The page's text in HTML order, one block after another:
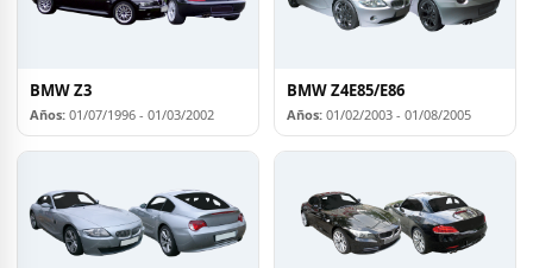
BMW Z3
Años: 01/07/1996 - 01/03/2002
BMW Z4E85/E86
Años: 01/02/2003 - 01/08/2005